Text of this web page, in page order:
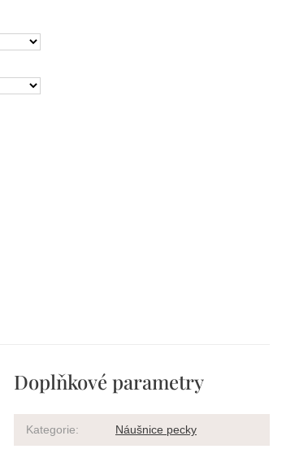
Doplňkové parametry
Kategorie: Náušnice pecky